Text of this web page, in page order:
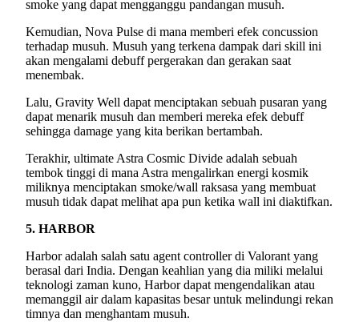
smoke yang dapat mengganggu pandangan musuh.
Kemudian, Nova Pulse di mana memberi efek concussion
terhadap musuh. Musuh yang terkena dampak dari skill ini
akan mengalami debuff pergerakan dan gerakan saat
menembak.
Lalu, Gravity Well dapat menciptakan sebuah pusaran yang
dapat menarik musuh dan memberi mereka efek debuff
sehingga damage yang kita berikan bertambah.
Terakhir, ultimate Astra Cosmic Divide adalah sebuah
tembok tinggi di mana Astra mengalirkan energi kosmik
miliknya menciptakan smoke/wall raksasa yang membuat
musuh tidak dapat melihat apa pun ketika wall ini diaktifkan.
5. HARBOR
Harbor adalah salah satu agent controller di Valorant yang
berasal dari India. Dengan keahlian yang dia miliki melalui
teknologi zaman kuno, Harbor dapat mengendalikan atau
memanggil air dalam kapasitas besar untuk melindungi rekan
timnya dan menghantam musuh.